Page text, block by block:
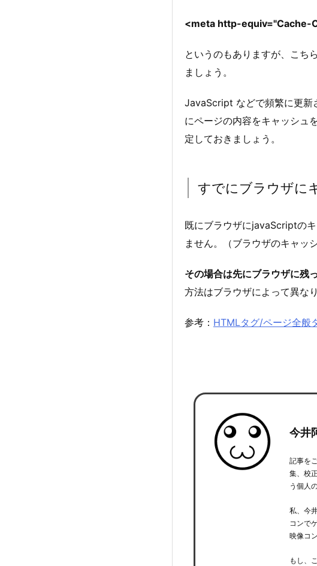
<meta http-equiv="Cache-
というのもありますが、こち
ましょう。
JavaScript などで頻繁に更新
にページの内容をキャッシュ
定しておきましょう。
すでにブラウザに
既にブラウザにjavaScriptの
ません。（ブラウザのキャッ
その場合は先にブラウザに残
方法はブラウザによって異なり
参考： HTMLタグ/ページ全般
今井
記事を
集、校
う個人
私、今
コンで
映像コ
もし、